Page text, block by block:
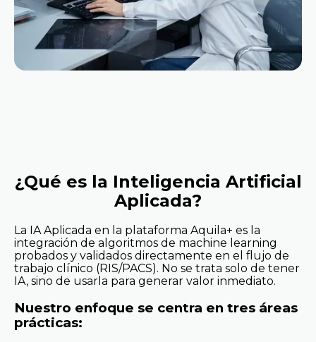
¿Qué es la Inteligencia Artificial
Aplicada?
La IA Aplicada en la plataforma Aquila+ es la
integración de algoritmos de machine learning
probados y validados directamente en el flujo de
trabajo clínico (RIS/PACS). No se trata solo de tener
IA, sino de usarla para generar valor inmediato.
Nuestro enfoque se centra en tres áreas
prácticas: